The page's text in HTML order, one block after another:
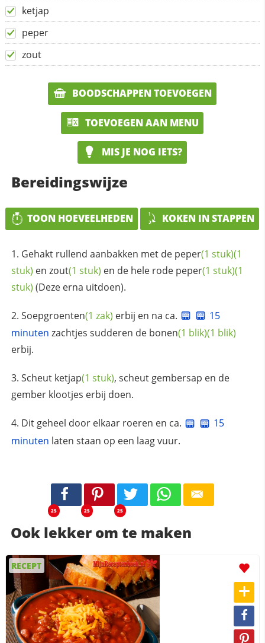
ketjap
peper
zout
BOODSCHAPPEN TOEVOEGEN
TOEVOEGEN AAN MENU
MIS JE NOG IETS?
Bereidingswijze
TOON HOEVEELHEDEN KOKEN IN STAPPEN
Gehakt rullend aanbakken met de peper(1 stuk)(1
stuk) en zout(1 stuk) en de hele rode peper(1 stuk)(1
stuk) (Deze erna uitdoen).
Soepgroenten(1 zak) erbij en na ca.
15
minuten zachtjes sudderen de bonen(1 blik)(1 blik)
erbij.
Scheut ketjap(1 stuk), scheut gembersap en de
gember klootjes erbij doen.
Dit geheel door elkaar roeren en ca.
15
minuten laten staan op een laag vuur.
25 25 25
Ook lekker om te maken
RECEPT